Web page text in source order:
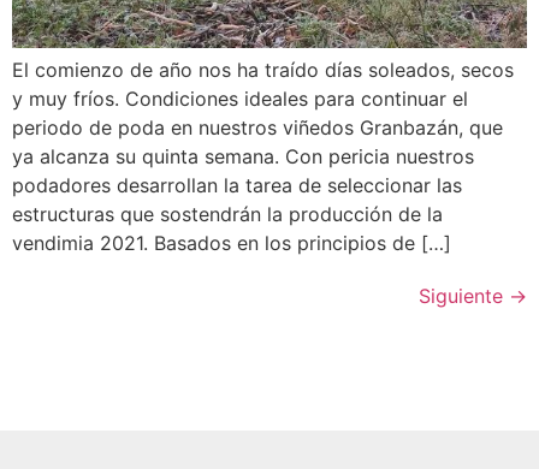
El comienzo de año nos ha traído días soleados, secos
y muy fríos. Condiciones ideales para continuar el
periodo de poda en nuestros viñedos Granbazán, que
ya alcanza su quinta semana. Con pericia nuestros
podadores desarrollan la tarea de seleccionar las
estructuras que sostendrán la producción de la
vendimia 2021. Basados en los principios de […]
Siguiente →